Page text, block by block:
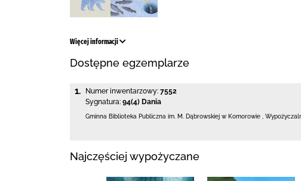
Więcej informacji
Dostępne egzemplarze
1. Numer inwentarzowy: 7552
Sygnatura: 94(4) Dania
Gminna Biblioteka Publiczna im. M. Dąbrowskiej w Komorowie
Najczęściej wypożyczane